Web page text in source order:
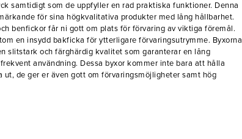
samtidigt som de uppfyller en rad praktiska funktioner. Denna
för sina högkvalitativa produkter med lång hållbarhet.
benfickor får ni gott om plats för förvaring av viktiga föremål.
en insydd bakficka för ytterligare förvaringsutrymme. Byxorna
slitstark och färghärdig kvalitet som garanterar en lång
användning. Dessa byxor kommer inte bara att hålla
ut, de ger er även gott om förvaringsmöjligheter samt hög